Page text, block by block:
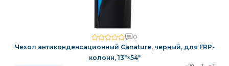
0
Чехол антиконденсационный Canature, черный, для FRP-
колонн, 13″×54″